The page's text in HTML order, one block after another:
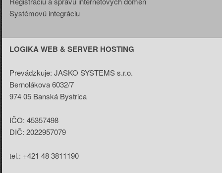
LOGIKA WEB & SERVER HOSTING
Prevádzkuje: JASKO SYSTEMS s.r.o.
Bernolákova 6032/7
974 05 Banská Bystrica
IČO: 45357498
DIČ: 2022957079
tel.: +421 48 3811190